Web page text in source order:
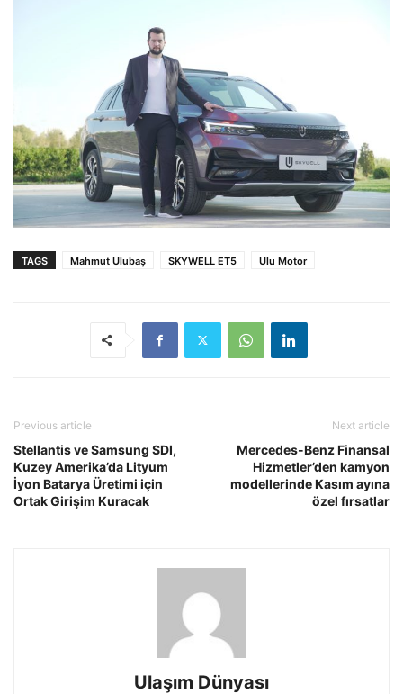
TAGS Mahmut Ulubaş SKYWELL ET5 Ulu Motor
Previous article
Stellantis ve Samsung SDI,
Kuzey Amerika’da Lityum
İyon Batarya Üretimi için
Ortak Girişim Kuracak
Next article
Mercedes-Benz Finansal
Hizmetler’den kamyon
modellerinde Kasım ayına
özel fırsatlar
Ulaşım Dünyası